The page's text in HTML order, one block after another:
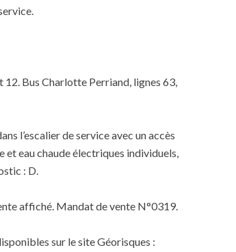
Bus Charlotte Perriand, lignes 63,
l’escalier de service avec un accès
eau chaude électriques individuels,
: D.
affiché. Mandat de vente N°0319.
sur le site Géorisques :